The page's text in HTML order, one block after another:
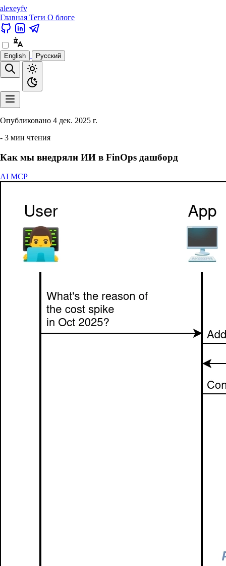
alexeyfv
Главная Теги О блоге
English Русский
Опубликовано 4 дек. 2025 г.
- 3 мин чтения
Как мы внедряли ИИ в FinOps дашборд
AI MCP